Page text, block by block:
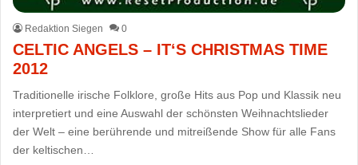
Redaktion Siegen 0
CELTIC ANGELS – IT‘S CHRISTMAS TIME
2012
Traditionelle irische Folklore, große Hits aus Pop und Klassik neu
interpretiert und eine Auswahl der schönsten Weihnachtslieder
der Welt – eine berührende und mitreißende Show für alle Fans
der keltischen…